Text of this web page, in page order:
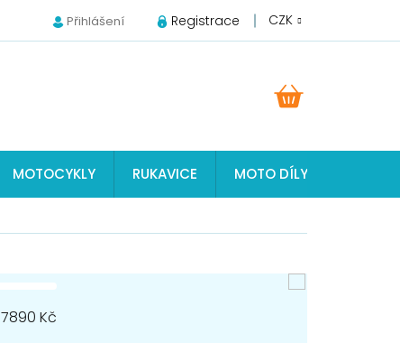
CZK
Přihlášení Registrace
MOTOCYKLY RUKAVICE MOTO DÍLY JAWA, ČZ,
7890 Kč